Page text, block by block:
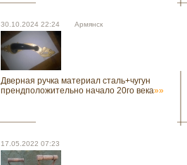
30.10.2024 22:24 Армянск
Дверная ручка материал сталь+чугун
прендположительно начало 20го века»»
17.05.2022 07:23